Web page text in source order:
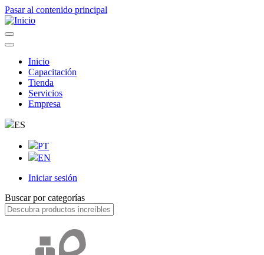
Pasar al contenido principal
Navegação
principal
Inicio
Capacitación
Tienda
Servicios
Empresa
ES
PT
EN
account
menu
Iniciar sesión
Buscar por categorías